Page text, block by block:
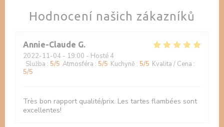
Hodnocení našich zákazníků
Annie-Claude G
2022-11-04 - 19:00 - Hosté 4
Služba : 5/5 Atmosféra : 5/5 Kuchyně : 5/5 Kvalita / Cena :
5/5
Très bon rapport qualité/prix. Les tartes flambées sont
excellentes!